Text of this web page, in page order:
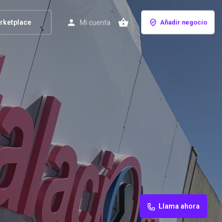
Mi cuenta Añadir negocio
Llama ahora